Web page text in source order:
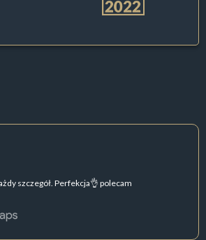
szczegół. Perfekcja👌 polecam